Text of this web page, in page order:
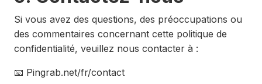
Si vous avez des questions, des préoccupations ou
des commentaires concernant cette politique de
confidentialité, veuillez nous contacter à :
📧 Pingrab.net/fr/contact